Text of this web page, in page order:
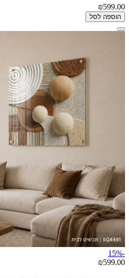
₪599.00
הוספה לסל
-15%
₪599.00